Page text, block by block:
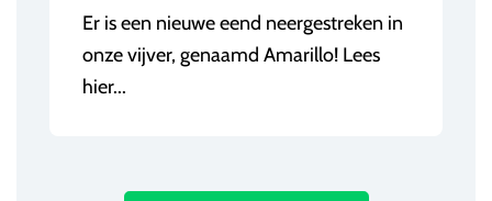
Er is een nieuwe eend neergestreken in
onze vijver, genaamd Amarillo! Lees
hier...